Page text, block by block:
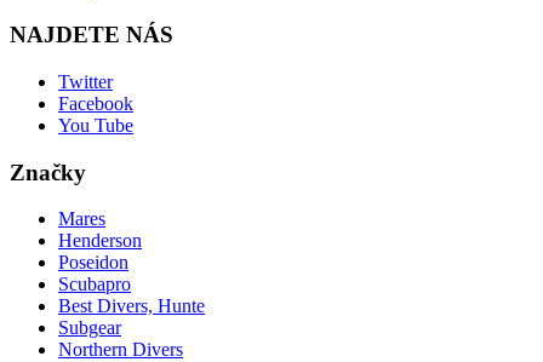
NAJDETE NÁS
Twitter
Facebook
You Tube
Značky
Mares
Henderson
Poseidon
Scubapro
Best Divers, Hunte
Subgear
Northern Divers